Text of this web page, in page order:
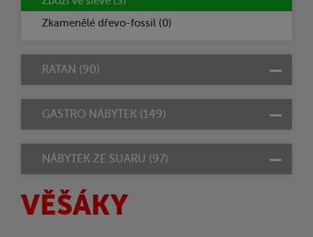
Zkamenělé dřevo-fossil (0)
RATAN (90)
GASTRO NÁBYTEK (149)
NÁBYTEK ZE SUARU (97)
VĚŠÁKY